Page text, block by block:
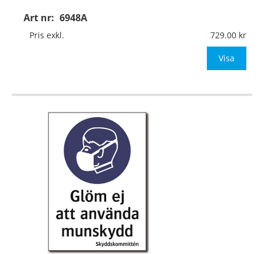
Art nr: 6948A
Material:Plan aluminium, 0,7mm (väggmontage)
Mått:105x148mm (eller annat mått upp till 0,02m²)
Pris exkl. 729.00
Visa